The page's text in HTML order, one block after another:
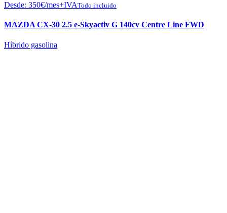
Desde: 350€/mes+IVATodo incluido
MAZDA CX-30 2.5 e-Skyactiv G 140cv Centre Line FWD
Híbrido gasolina